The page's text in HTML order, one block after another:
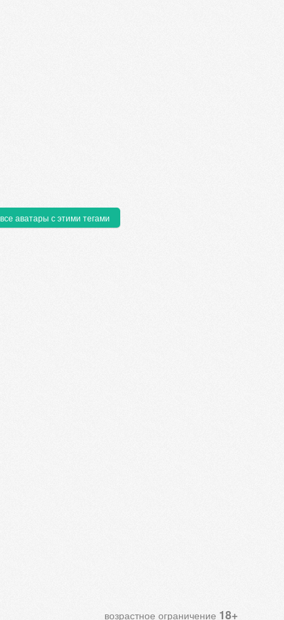
все аватары с этими тегами
возрастное ограничение 18+